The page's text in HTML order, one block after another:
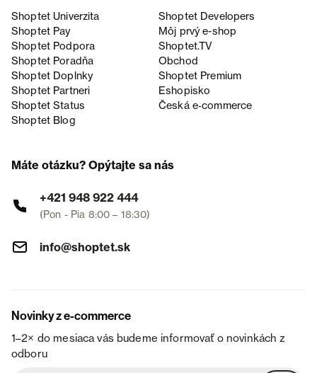
Shoptet Univerzita
Shoptet Developers
Shoptet Pay
Môj prvý e-shop
Shoptet Podpora
Shoptet.TV
Shoptet Poradňa
Obchod
Shoptet Doplnky
Shoptet Premium
Shoptet Partneri
Eshopisko
Shoptet Status
Česká e‑commerce
Shoptet Blog
Máte otázku? Opýtajte sa nás
+421 948 922 444
(Pon - Pia 8:00 – 18:30)
info@shoptet.sk
Novinky z e-commerce
1–2× do mesiaca vás budeme informovať o novinkách z
odboru